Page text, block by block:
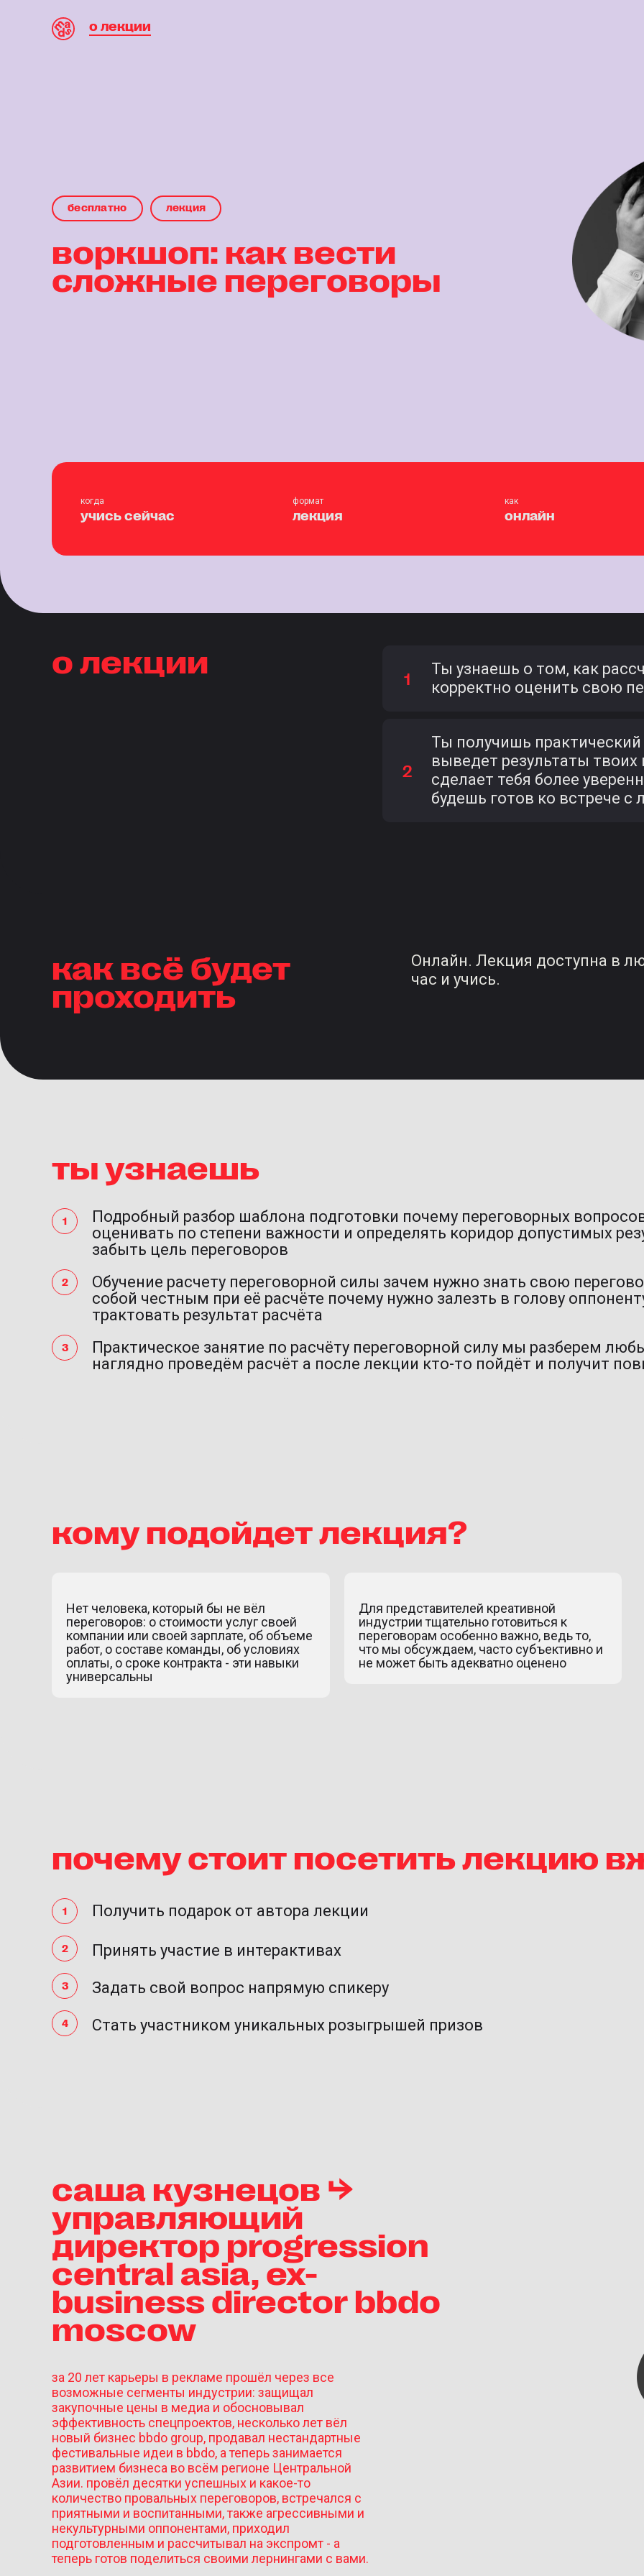
о лекции
бесплaтнo лекция
воркшоп: как вести
сложные переговоры
когда
учись сейчас
формат
лекция
как
онлайн
о лекции
Ты узнаешь о том, как
корректно оценить свою
Ты получишь
выведет результаты
сделает тебя более
будешь готов ко встрече
как всё будет
проходить
Онлайн. Лекция доступна в
час и учись.
ты узнаешь
Подробный разбор шаблона подготовки почему переговорных
оценивать по степени важности и определять коридор допустимых
забыть цель переговоров
Обучение расчету переговорной силы зачем нужно знать свою
собой честным при её расчёте почему нужно залезть в голову
трактовать результат расчёта
Практическое занятие по расчёту переговорной силу мы разберем
наглядно проведём расчёт а после лекции кто-то пойдёт и получит
кому подойдет лекция?
Нет человека, который бы не вёл
переговоров: о стоимости услуг своей
компании или своей зарплате, об объеме
работ, о составе команды, об условиях
оплаты, о сроке контракта - эти навыки
универсальны
Для представителей креативной
индустрии тщательно готовиться к
переговорам особенно важно, ведь то,
что мы обсуждаем, часто субъективно и
не может быть адекватно оценено
почему стоит посетить лекцию
Получить подарок от автора лекции
Принять участие в интерактивах
Задать свой вопрос напрямую спикеру
Стать участником уникальных розыгрышей призов
саша кузнецов ⮡
управляющий
директор progression
central asia, ex-
business director bbdo
moscow
за 20 лет карьеры в рекламе прошёл через все
возможные сегменты индустрии: защищал
закупочные цены в медиа и обосновывал
эффективность спецпроектов, несколько лет вёл
новый бизнес bbdo group, продавал нестандартные
фестивальные идеи в bbdo, а теперь занимается
развитием бизнеса во всём регионе Центральной
Азии. провёл десятки успешных и какое-то
количество провальных переговоров, встречался с
приятными и воспитанными, также агрессивными и
некультурными оппонентами, приходил
подготовленным и рассчитывал на экспромт - а
теперь готов поделиться своими лернингами с вами.